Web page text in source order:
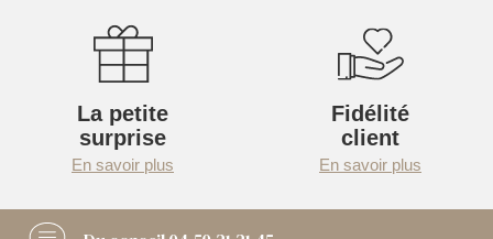
La petite
surprise
En savoir plus
Fidélité
client
En savoir plus